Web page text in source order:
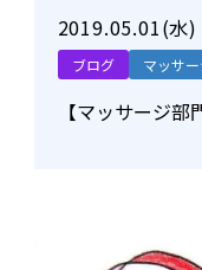
2019.05.01(水)
ブログ マッサ
【マッサージ